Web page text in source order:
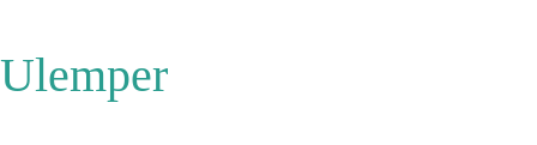
Ulemper